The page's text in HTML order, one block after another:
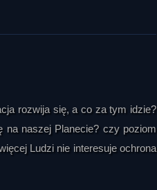
rozwija się, a co za tym idzie?
na naszej Planecie? czy poziom
Ludzi nie interesuje ochrona